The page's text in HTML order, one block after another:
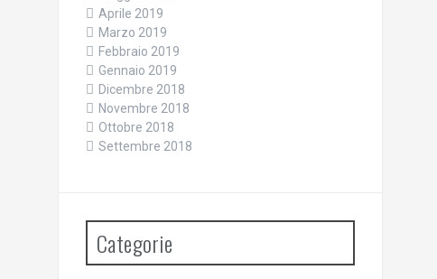
Aprile 2019
Marzo 2019
Febbraio 2019
Gennaio 2019
Dicembre 2018
Novembre 2018
Ottobre 2018
Settembre 2018
Categorie